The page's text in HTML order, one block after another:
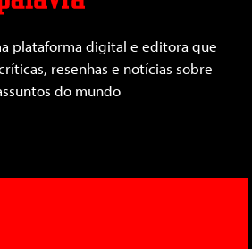
plataforma digital e editora que
resenhas e notícias sobre
do mundo